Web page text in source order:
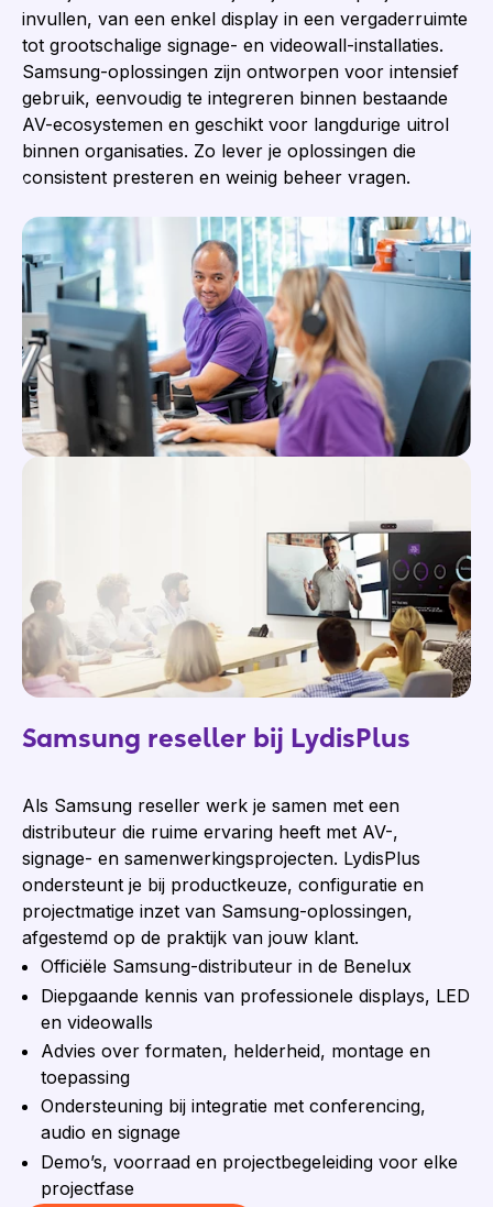
invullen, van een enkel display in een vergaderruimte
tot grootschalige signage- en videowall-installaties.
Samsung-oplossingen zijn ontworpen voor intensief
gebruik, eenvoudig te integreren binnen bestaande
AV-ecosystemen en geschikt voor langdurige uitrol
binnen organisaties. Zo lever je oplossingen die
consistent presteren en weinig beheer vragen.
Samsung reseller bij LydisPlus
Als Samsung reseller werk je samen met een
distributeur die ruime ervaring heeft met AV-,
signage- en samenwerkingsprojecten. LydisPlus
ondersteunt je bij productkeuze, configuratie en
projectmatige inzet van Samsung-oplossingen,
afgestemd op de praktijk van jouw klant.
Officiële Samsung-distributeur in de Benelux
Diepgaande kennis van professionele displays, LED
en videowalls
Advies over formaten, helderheid, montage en
toepassing
Ondersteuning bij integratie met conferencing,
audio en signage
Demo’s, voorraad en projectbegeleiding voor elke
projectfase